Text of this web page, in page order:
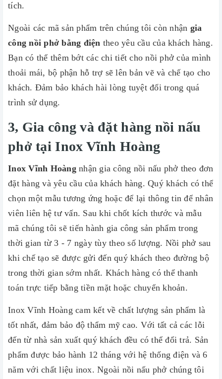
tích.
Ngoài các mã sản phẩm trên chúng tôi còn nhận gia
công nồi phở bằng điện theo yêu cầu của khách hàng.
Bạn có thể thêm bớt các chi tiết cho nồi phở của mình
thoải mái, bộ phận hỗ trợ sẽ lên bản vẽ và chế tạo cho
khách. Đảm bảo khách hài lòng tuyệt đối trong quá
trình sử dụng.
3, Gia công và đặt hàng nồi nấu
phở tại Inox Vĩnh Hoàng
Inox Vĩnh Hoàngnhận gia công nồi nấu phở theo đơn
đặt hàng và yêu cầu của khách hàng. Quý khách có thể
chọn một mẫu tương ứng hoặc để lại thông tin để nhân
viên liên hệ tư vấn. Sau khi chốt kích thước và mẫu
mã chúng tôi sẽ tiến hành gia công sản phẩm trong
thời gian từ 3 - 7 ngày tùy theo số lượng. Nồi phở sau
khi chế tạo sẽ được gửi đến quý khách theo đường bộ
trong thời gian sớm nhất. Khách hàng có thể thanh
toán trực tiếp bằng tiền mặt hoặc chuyển khoản.
Inox Vĩnh Hoàng cam kết về chất lượng sản phẩm là
tốt nhất, đảm bảo độ thẩm mỹ cao. Với tất cả các lỗi
đến từ nhà sản xuất quý khách đều có thể đổi trả. Sản
phẩm được bảo hành 12 tháng với hệ thống điện và 6
năm với chất liệu inox. Ngoài nồi nấu phở chúng tôi